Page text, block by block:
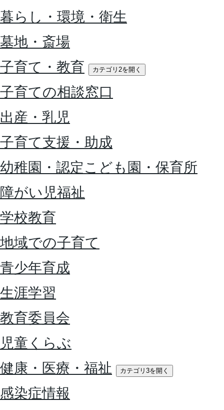
暮らし・環境・衛生
墓地・斎場
子育て・教育
カテゴリ2を開く
子育ての相談窓口
出産・乳児
子育て支援・助成
幼稚園・認定こども園・保育所
障がい児福祉
学校教育
地域での子育て
青少年育成
生涯学習
教育委員会
児童くらぶ
健康・医療・福祉
カテゴリ3を開く
感染症情報